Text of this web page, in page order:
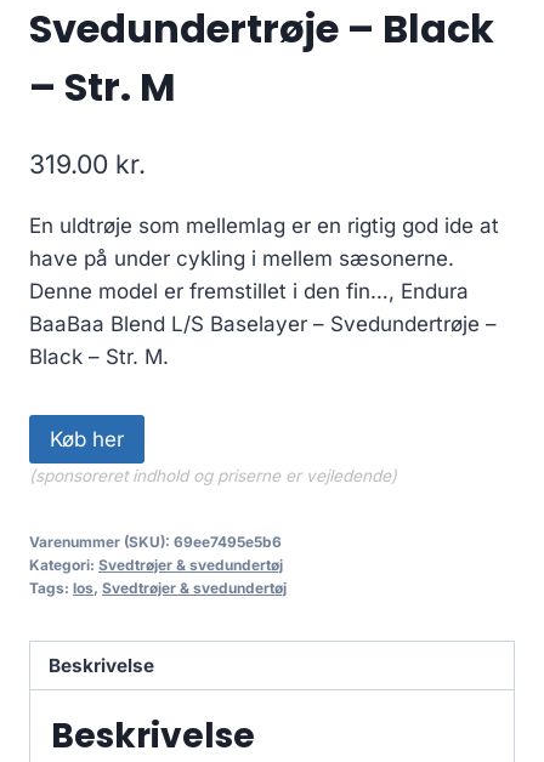
Svedundertrøje – Black
– Str. M
319.00 kr.
En uldtrøje som mellemlag er en rigtig god ide at
have på under cykling i mellem sæsonerne.
Denne model er fremstillet i den fin…, Endura
BaaBaa Blend L/S Baselayer – Svedundertrøje –
Black – Str. M.
Køb her
(sponsoreret indhold og priserne er vejledende)
Varenummer (SKU): 69ee7495e5b6
Kategori: Svedtrøjer & svedundertøj
Tags: los, Svedtrøjer & svedundertøj
Beskrivelse
Beskrivelse